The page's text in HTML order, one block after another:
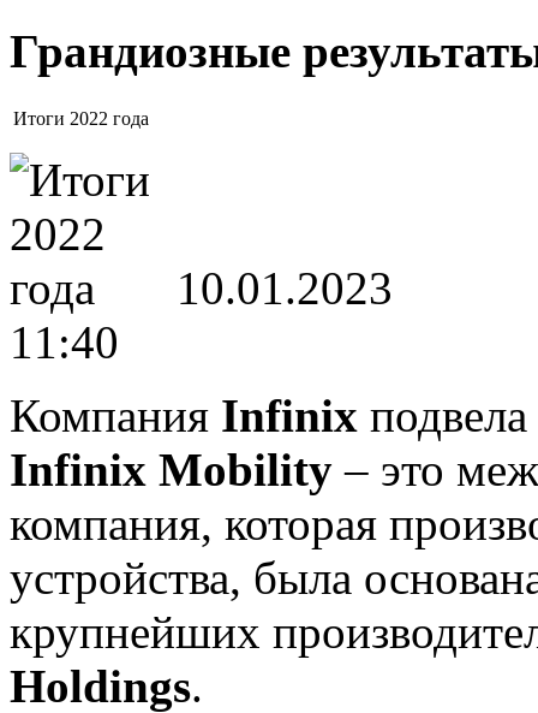
Грандиозные
Итоги 2022 года
10.01.2023
11:40
Компания Infinix
Infinix Mobility – это
компания, которая
устройства, была
крупнейших
Holdings.